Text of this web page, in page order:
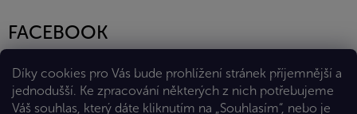
Díky cookies pro Vás bude prohlížení stránek příjemnější a
jednodušší. Ke zpracování některých z nich potřebujeme
Váš souhlas, který dáte kliknutím na „Souhlasím“, nebo je
FACEBOOK